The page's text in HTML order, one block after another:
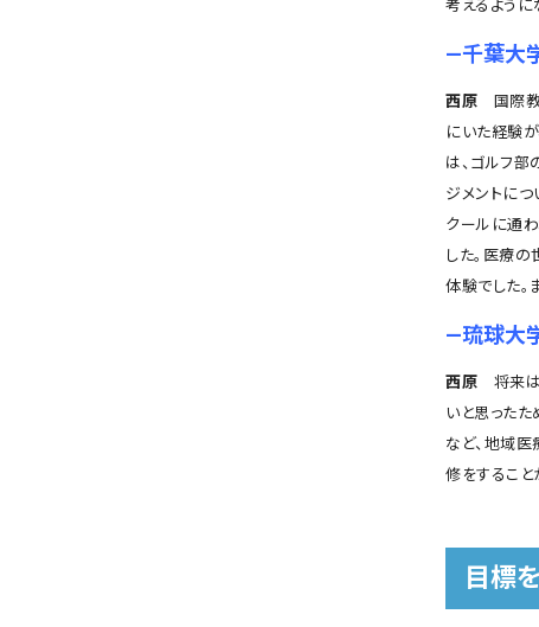
考えるように
―千葉大
西原 国際教
にいた経験
は、ゴルフ
ジメントに
クールに通
した。医療
体験でした。
―琉球大
西原 将来は
いと思った
など、地域
修をすること
目標